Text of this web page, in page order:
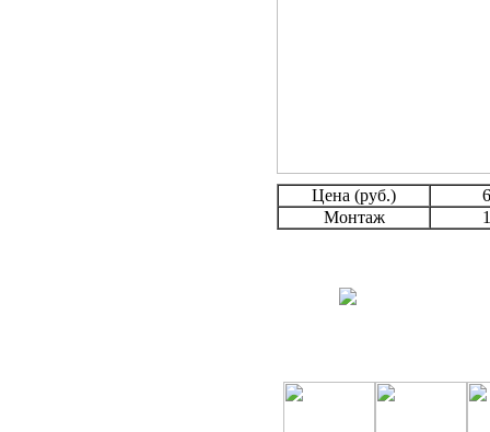
Цена (руб.)
Монтаж